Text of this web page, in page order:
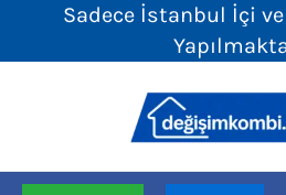
Sadece İstanbul İçi